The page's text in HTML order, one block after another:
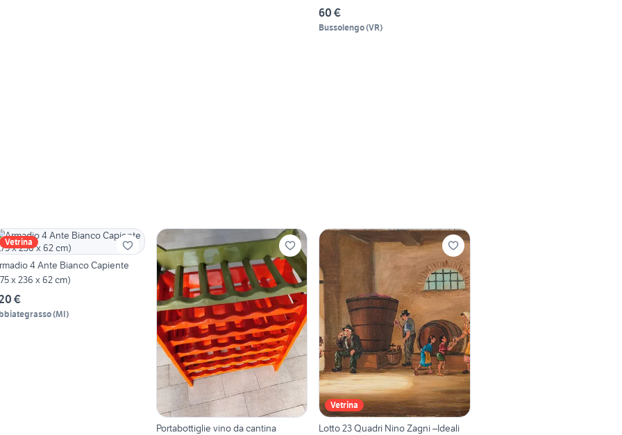
60 €
Bussolengo(VR)
Vetrina
4 Ante Bianco Capiente
x 236 x 62 cm)
€
(MI)
Portabottiglie vino da cantina
Vetrina
Lotto 23 Quadri Nino Zagni –Ideali